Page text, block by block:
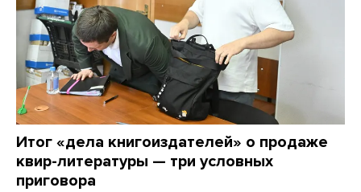
Итог «дела книгоиздателей» о продаже
квир-литературы — три условных
приговора